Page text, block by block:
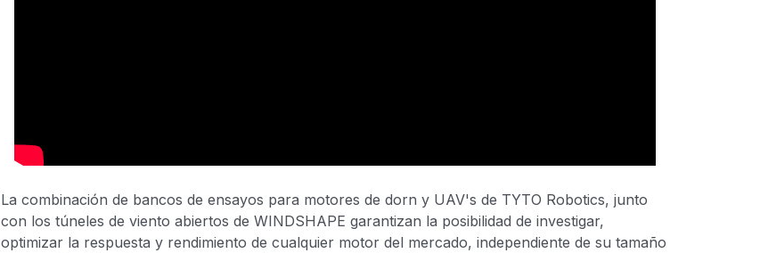
La combinación de bancos de ensayos para motores de dorn y UAV's de TYTO Robotics, junto
con los túneles de viento abiertos de WINDSHAPE garantizan la posibilidad de investigar,
optimizar la respuesta y rendimiento de cualquier motor del mercado, independiente de su tamaño